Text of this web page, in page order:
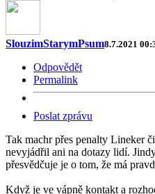
SlouzimStarymPsum8.7.2021
Odpovědět
Permalink
Poslat zprávu
Tak machr přes penalty Lineker
nevyjádřil ani na dotazy lidí.
přesvědčuje je o tom, že má
Když je ve vápně kontakt a